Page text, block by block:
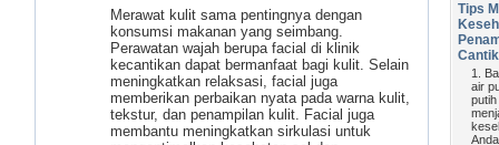
Merawat kulit sama pentingnya dengan
konsumsi makanan yang seimbang.
Perawatan wajah berupa facial di klinik
kecantikan dapat bermanfaat bagi kulit. Selain
meningkatkan relaksasi, facial juga
memberikan perbaikan nyata pada warna kulit,
tekstur, dan penampilan kulit. Facial juga
membantu meningkatkan sirkulasi untuk
Tips
1.
air